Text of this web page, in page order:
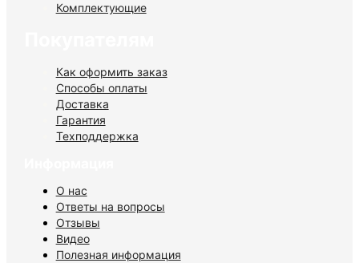
Комплектующие
Как оформить заказ
Способы оплаты
Доставка
Гарантия
Техподдержка
О нас
Ответы на вопросы
Отзывы
Видео
Полезная информация